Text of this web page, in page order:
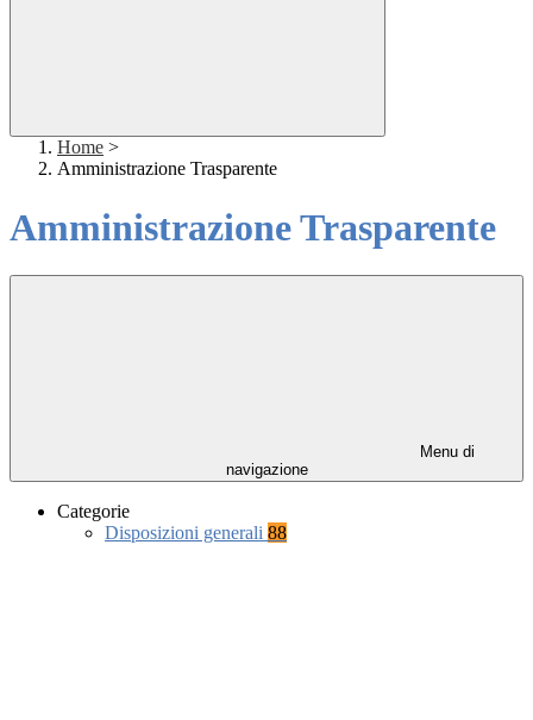
Home >
Amministrazione Trasparente
Amministrazione Trasparente
Menu di
navigazione
Categorie
Disposizioni generali 88